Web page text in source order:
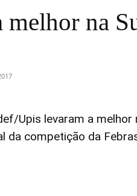
melhor na
Upis levaram a melhor
da competição da